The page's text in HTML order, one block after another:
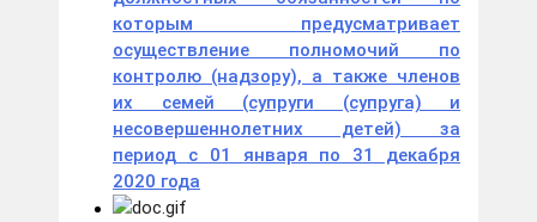
которым предусматривает
осуществление полномочий по
контролю (надзору), а также членов
их семей (супруги (супруга) и
несовершеннолетних детей) за
период с 01 января по 31 декабря
2020 года